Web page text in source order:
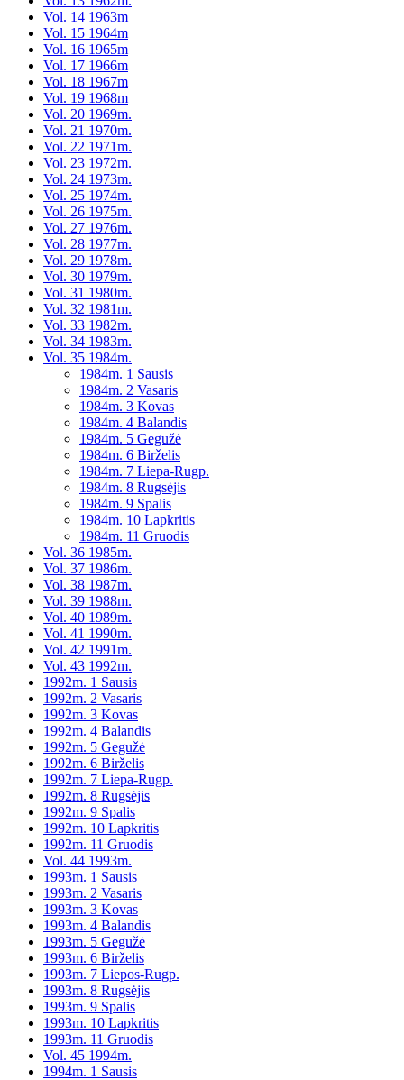
Vol. 14 1963m
Vol. 15 1964m
Vol. 16 1965m
Vol. 17 1966m
Vol. 18 1967m
Vol. 19 1968m
Vol. 20 1969m.
Vol. 21 1970m.
Vol. 22 1971m.
Vol. 23 1972m.
Vol. 24 1973m.
Vol. 25 1974m.
Vol. 26 1975m.
Vol. 27 1976m.
Vol. 28 1977m.
Vol. 29 1978m.
Vol. 30 1979m.
Vol. 31 1980m.
Vol. 32 1981m.
Vol. 33 1982m.
Vol. 34 1983m.
Vol. 35 1984m.
1984m. 1 Sausis
1984m. 2 Vasaris
1984m. 3 Kovas
1984m. 4 Balandis
1984m. 5 Gegužė
1984m. 6 Birželis
1984m. 7 Liepa-Rugp.
1984m. 8 Rugsėjis
1984m. 9 Spalis
1984m. 10 Lapkritis
1984m. 11 Gruodis
Vol. 36 1985m.
Vol. 37 1986m.
Vol. 38 1987m.
Vol. 39 1988m.
Vol. 40 1989m.
Vol. 41 1990m.
Vol. 42 1991m.
Vol. 43 1992m.
1992m. 1 Sausis
1992m. 2 Vasaris
1992m. 3 Kovas
1992m. 4 Balandis
1992m. 5 Gegužė
1992m. 6 Birželis
1992m. 7 Liepa-Rugp.
1992m. 8 Rugsėjis
1992m. 9 Spalis
1992m. 10 Lapkritis
1992m. 11 Gruodis
Vol. 44 1993m.
1993m. 1 Sausis
1993m. 2 Vasaris
1993m. 3 Kovas
1993m. 4 Balandis
1993m. 5 Gegužė
1993m. 6 Birželis
1993m. 7 Liepos-Rugp.
1993m. 8 Rugsėjis
1993m. 9 Spalis
1993m. 10 Lapkritis
1993m. 11 Gruodis
Vol. 45 1994m.
1994m. 1 Sausis